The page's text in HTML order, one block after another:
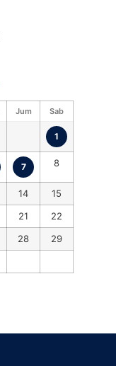
Jum Sab
1
7 8
14
15
21
22
28
29